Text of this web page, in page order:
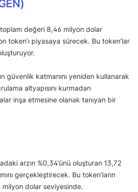
toplam değeri 8,46 milyon dolar
token’ı piyasaya sürecek. Bu token’lar
güvenlik katmanını yeniden kullanarak
altyapısını kurmadan
inşa etmesine olanak tanıyan bir
arzın %0,34’ünü oluşturan 13,72
gerçekleştirecek. Bu token’ların
milyon dolar seviyesinde.